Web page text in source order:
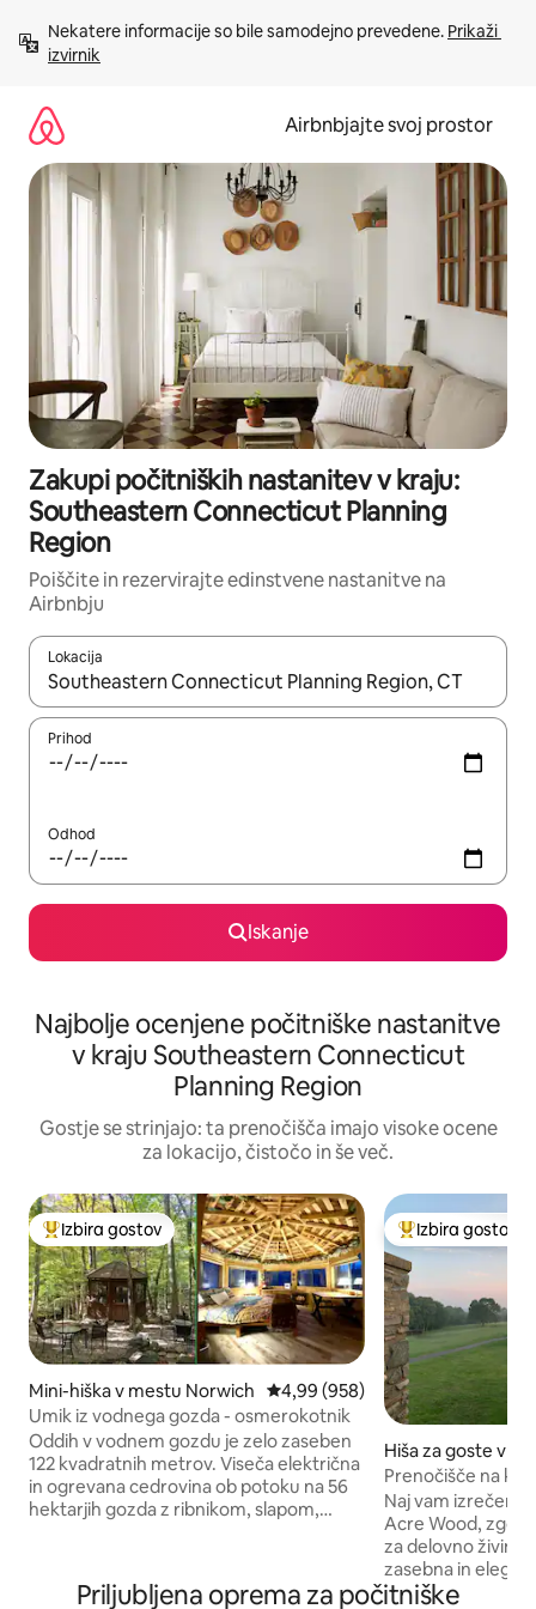
vsebino
Nekatere informacije so bile samodejno prevedene. Prikaži
izvirnik
Airbnbjajte svoj prostor
Zakupi počitniških nastanitev v kraju:
Southeastern Connecticut Planning
Region
Poiščite in rezervirajte edinstvene nastanitve na
Airbnbju
Lokacija
Ko so rezultati na voljo, krmarite s puščičnima tipkama gor in
Prihod
Odhod
Iskanje
Najbolje ocenjene počitniške nastanitve
v kraju Southeastern Connecticut
Planning Region
Gostje se strinjajo: ta prenočišča imajo visoke ocene
za lokacijo, čistočo in še več.
Najbolj priljubljena prenočišča z značko »Izbira gostov«
Izbira gostov
Mini-hiška v mestu Norwich Povprečna ocena: 4,99 od 5, št.
4,99 (958)
Umik iz vodnega gozda - osmerokotnik
Oddih v vodnem gozdu je zelo zaseben
122 kvadratnih metrov. Viseča električna
in ogrevana cedrovina ob potoku na 56
hektarjih gozda z ribnikom, slapom,
ko med spanjem poslušate potoček
Najbolj
Izbira gostov
Hiša za goste v
h Stonington
Prenočišče na
na 100 hektarjih
Naj vam
Acre Wood,
za delovno živino.
zasebna in
nahaja med
Priljubljena oprema za počitniške